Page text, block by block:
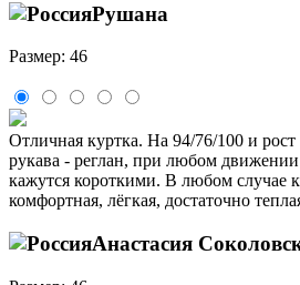
Рушана
Размер: 46
Отличная куртка. На 94/76/100 и
рукава - реглан, при любом
кажутся короткими. В любом случае
комфортная, лёгкая, достаточно
Анастасия